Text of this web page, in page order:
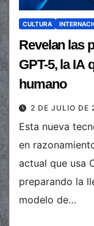
CULTURA
Revelan las
GPT-5, la IA
humano
2 DE JULIO DE
Esta nueva
en
actual que usa
preparando la
modelo de…